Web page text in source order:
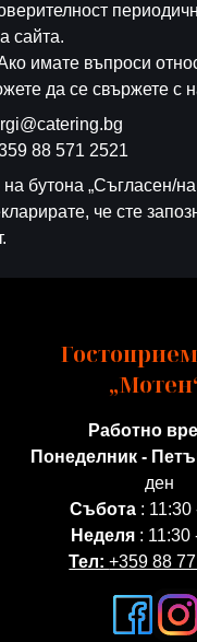
сайта.
имате въпроси
да се свържете с
88 571 2521
на бутона „Съгласен/
че сте
Работно
Понеделник -
ден
Събота: 11:30
Неделя: 11:30
Тел:+359 88